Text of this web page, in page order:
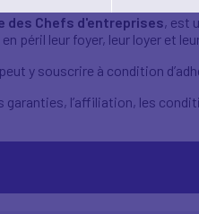
des Chefs d'entreprises, est
péril leur foyer, leur loyer et
y souscrire à condition
garanties, l’affiliation, les